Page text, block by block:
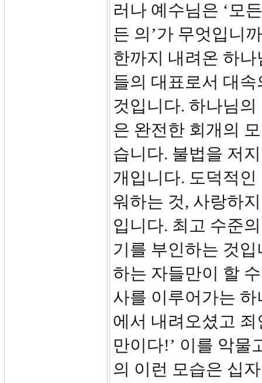
러나 예수님은 ‘모
든 의’가 무엇입니
한까지 내려온 하
들의 대표로서 대
것입니다. 하나님
은 완전한 회개의
습니다. 불법을 저
개입니다. 도덕적
워하는 것, 사랑하
입니다. 최고 수준
기를 부인하는 것
하는 자들만이 할
사를 이루어가는
에서 내려오셨고
만이다!’ 이를 악물
의 이런 모습은 십